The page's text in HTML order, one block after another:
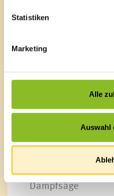
Statistiken
Marketing
Alle
Auswahl
Carl Ganahl
Dampfsäge